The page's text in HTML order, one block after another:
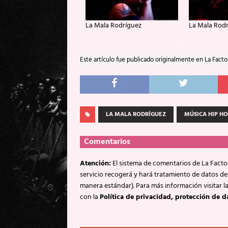
La Mala Rodríguez La Mala
Este artículo fue publicado originalmente en La
LA MALA RODRÍGUEZ MÚSICA HIP
Comentarios
Atención:El sistema de comentarios de La
servicio recogerá y hará tratamiento de datos
manera estándar). Para más información visitar
con laPolítica de privacidad, protección de